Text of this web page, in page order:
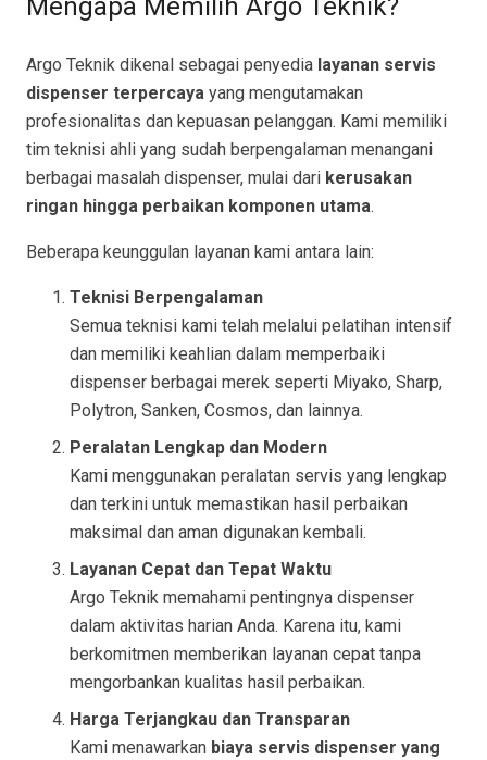
Mengapa Memilih Argo Teknik?
Argo Teknik dikenal sebagai penyedia layanan servis
dispenser terpercaya yang mengutamakan
profesionalitas dan kepuasan pelanggan. Kami memiliki
tim teknisi ahli yang sudah berpengalaman menangani
berbagai masalah dispenser, mulai dari kerusakan
ringan hingga perbaikan komponen utama.
Beberapa keunggulan layanan kami antara lain:
Teknisi Berpengalaman
Semua teknisi kami telah melalui pelatihan intensif
dan memiliki keahlian dalam memperbaiki
dispenser berbagai merek seperti Miyako, Sharp,
Polytron, Sanken, Cosmos, dan lainnya.
Peralatan Lengkap dan Modern
Kami menggunakan peralatan servis yang lengkap
dan terkini untuk memastikan hasil perbaikan
maksimal dan aman digunakan kembali.
Layanan Cepat dan Tepat Waktu
Argo Teknik memahami pentingnya dispenser
dalam aktivitas harian Anda. Karena itu, kami
berkomitmen memberikan layanan cepat tanpa
mengorbankan kualitas hasil perbaikan.
Harga Terjangkau dan Transparan
Kami menawarkan biaya servis dispenser yang